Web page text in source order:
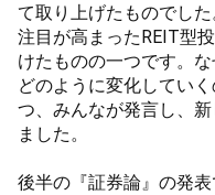
て取り上げたものでし
注目が高まったREIT型
けたものの一つです。
どのように変化してい
つ、みんなが発言し、
ました。
後半の『証券論』の発